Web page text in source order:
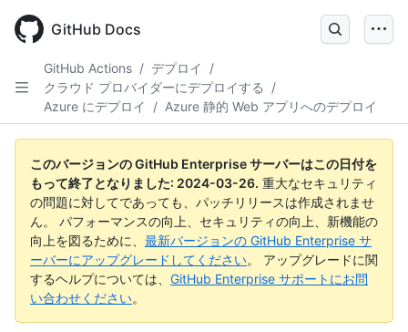
main
GitHub Docs
GitHub Actions / デプロイ
/
クラウド プロバイダーにデプロイする
/
Azure にデプロイ
/ Azure 静的 Web アプリへのデプロイ
このバージョンの GitHub Enterprise サーバーはこの日付を
もって終了となりました: 2024-03-26. 重大なセキュリティ
の問題に対してであっても、パッチリリースは作成されませ
ん。 パフォーマンスの向上、セキュリティの向上、新機能の
向上を図るために、 最新バージョンの GitHub Enterprise サ
ーバーにアップグレードしてください。 アップグレードに関
するヘルプについては、 GitHub Enterprise サポートにお問
い合わせください。